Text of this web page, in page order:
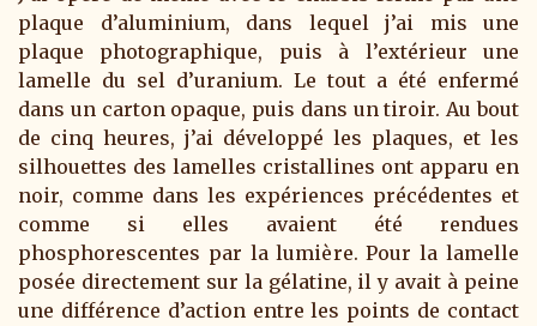
plaque d’aluminium, dans lequel j’ai mis une
plaque photographique, puis à l’extérieur une
lamelle du sel d’uranium. Le tout a été enfermé
dans un carton opaque, puis dans un tiroir. Au bout
de cinq heures, j’ai développé les plaques, et les
silhouettes des lamelles cristallines ont apparu en
noir, comme dans les expériences précédentes et
comme si elles avaient été rendues
phosphorescentes par la lumière. Pour la lamelle
posée directement sur la gélatine, il y avait à peine
une différence d’action entre les points de contact